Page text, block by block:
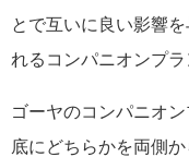
とで互いに良い影響
れるコンパニオンプ
ゴーヤのコンパニオ
底にどちらかを両側